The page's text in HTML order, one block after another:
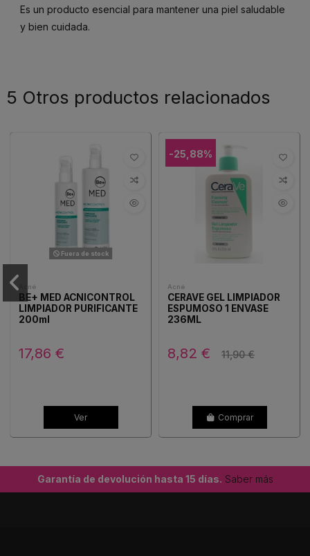
Es un producto esencial para mantener una piel saludable
y bien cuidada.
5 Otros productos relacionados
Fuera de stock
Acné
BE+ MED ACNICONTROL
LIMPIADOR PURIFICANTE
200ml
17,86 €
Ver
-25,88%
Acné
CERAVE GEL LIMPIADOR
ESPUMOSO 1 ENVASE
236ML
8,82 € 11,90 €
Comprar
Garantía de devolución hasta 15 días. Saber más